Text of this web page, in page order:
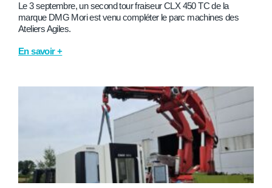
Le 3 septembre, un second tour fraiseur CLX 450 TC de la
marque DMG Mori est venu compléter le parc machines des
Ateliers Agiles.
En savoir +